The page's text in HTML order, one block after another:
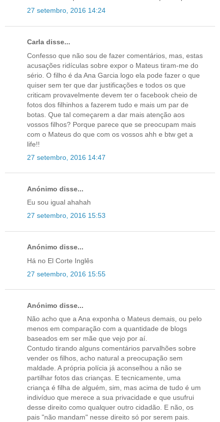
27 setembro, 2016 14:24
Carla disse...
Confesso que não sou de fazer comentários, mas, estas
acusações ridículas sobre expor o Mateus tiram-me do
sério. O filho é da Ana Garcia logo ela pode fazer o que
quiser sem ter que dar justificações e todos os que
criticam provavelmente devem ter o facebook cheio de
fotos dos filhinhos a fazerem tudo e mais um par de
botas. Que tal começarem a dar mais atenção aos
vossos filhos? Porque parece que se preocupam mais
com o Mateus do que com os vossos ahh e btw get a
life!!
27 setembro, 2016 14:47
Anónimo disse...
Eu sou igual ahahah
27 setembro, 2016 15:53
Anónimo disse...
Há no El Corte Inglês
27 setembro, 2016 15:55
Anónimo disse...
Não acho que a Ana exponha o Mateus demais, ou pelo
menos em comparação com a quantidade de blogs
baseados em ser mãe que vejo por aí.
Contudo tirando alguns comentários parvalhões sobre
vender os filhos, acho natural a preocupação sem
maldade. A própria polícia já aconselhou a não se
partilhar fotos das crianças. E tecnicamente, uma
criança é filha de alguém, sim, mas acima de tudo é um
indivíduo que merece a sua privacidade e que usufrui
desse direito como qualquer outro cidadão. E não, os
pais "não mandam" nesse direito só por serem pais.